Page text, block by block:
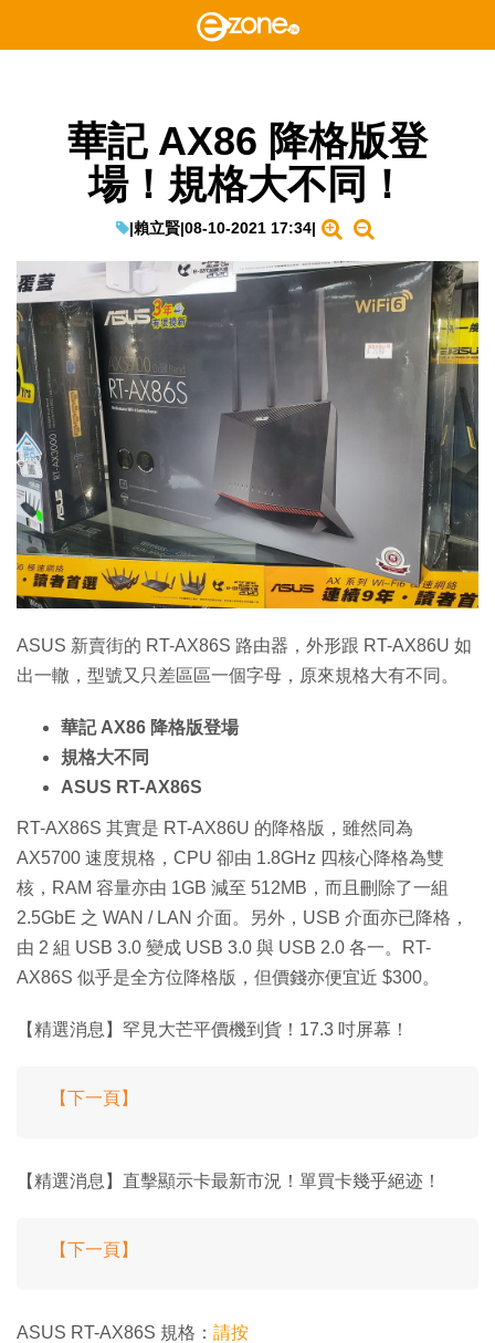
華記 AX86 降格版登
場！規格大不同！
|賴立賢|08-10-2021 17:34|
ASUS 新賣街的 RT-AX86S 路由器，外形跟 RT-AX86U 如
出一轍，型號又只差區區一個字母，原來規格大有不同。
華記 AX86 降格版登場
規格大不同
ASUS RT-AX86S
RT-AX86S 其實是 RT-AX86U 的降格版，雖然同為
AX5700 速度規格，CPU 卻由 1.8GHz 四核心降格為雙
核，RAM 容量亦由 1GB 減至 512MB，而且刪除了一組
2.5GbE 之 WAN / LAN 介面。另外，USB 介面亦已降格，
由 2 組 USB 3.0 變成 USB 3.0 與 USB 2.0 各一。RT-
AX86S 似乎是全方位降格版，但價錢亦便宜近 $300。
【精選消息】罕見大芒平價機到貨！17.3 吋屏幕！
【下一頁】
【精選消息】直擊顯示卡最新市況！單買卡幾乎絕迹！
【下一頁】
ASUS RT-AX86S 規格： 請按